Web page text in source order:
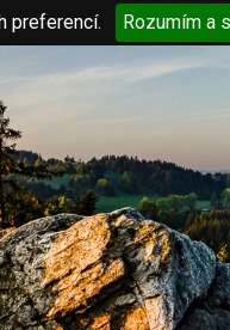
preferencí. Rozumím a